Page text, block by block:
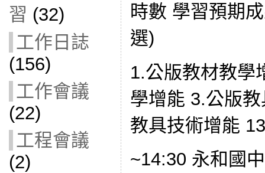
習 (32)
工作日誌
(156)
工作會議
(22)
工程會議
(2)
時數 學習預期
選)
1.公版教材教學
學增能 3.公版
教具技術增能
~14:30 永和國中